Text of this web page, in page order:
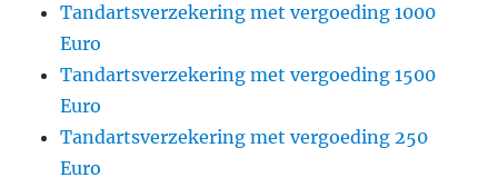
Tandartsverzekering met vergoeding 1000
Euro
Tandartsverzekering met vergoeding 1500
Euro
Tandartsverzekering met vergoeding 250
Euro